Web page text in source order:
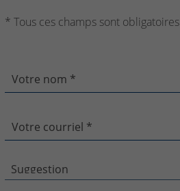
* Tous ces champs sont obligatoires
Votre nom *
Votre courriel *